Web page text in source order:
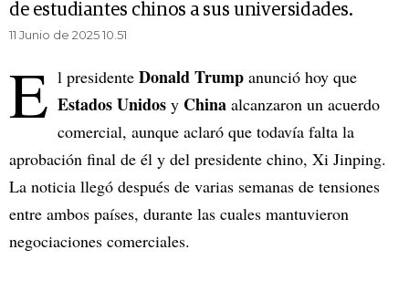
de estudiantes chinos a sus universidades.
11 Junio de 2025 10.51
E l presidente Donald Trump anunció hoy que
Estados Unidos y China alcanzaron un acuerdo
comercial, aunque aclaró que todavía falta la
aprobación final de él y del presidente chino, Xi Jinping.
La noticia llegó después de varias semanas de tensiones
entre ambos países, durante las cuales mantuvieron
negociaciones comerciales.